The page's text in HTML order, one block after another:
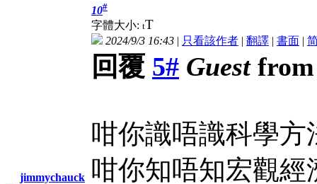
jimmychauck
10#
字體大小: tT
2024/9/3 16:43 | 只看該作者 | 翻譯 | 書面 |
回覆 5# Guestfrom
咁你識唔識科學方
咁你知唔知宏觀